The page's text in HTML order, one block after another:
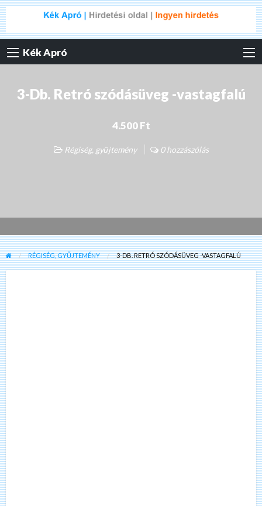
Kék Apró
3-Db. Retró szódásüveg -vastagfalú
4.500 Ft
Régiség, gyűjtemény 0 hozzászólás
RÉGISÉG, GYŰJTEMÉNY 3-DB. RETRÓ SZÓDÁSÜVEG -VASTAGFALÚ